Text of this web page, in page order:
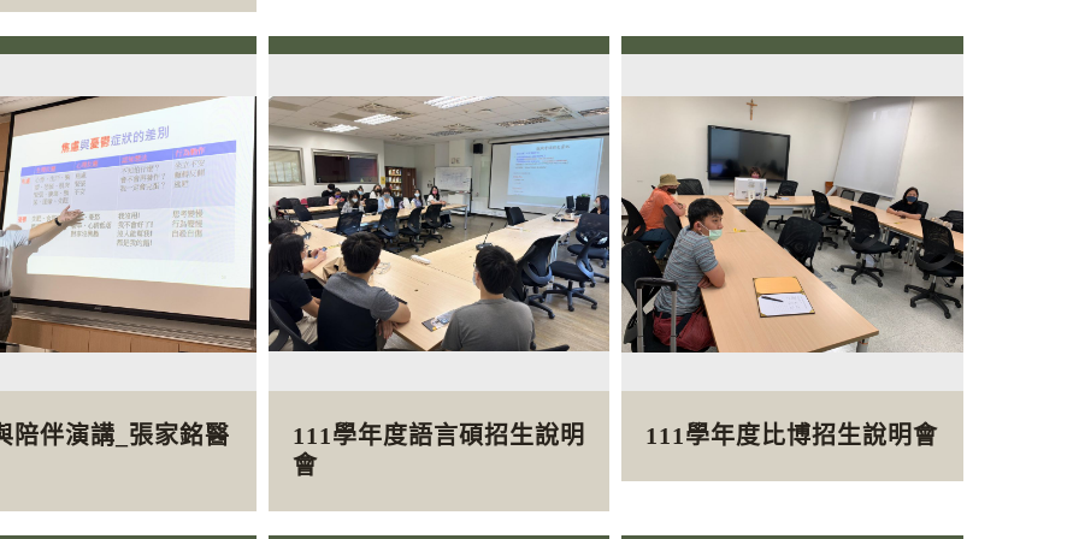
陪伴演講_張家銘醫
111學年度語言碩招生說明
會
111學年度比博招生說明會